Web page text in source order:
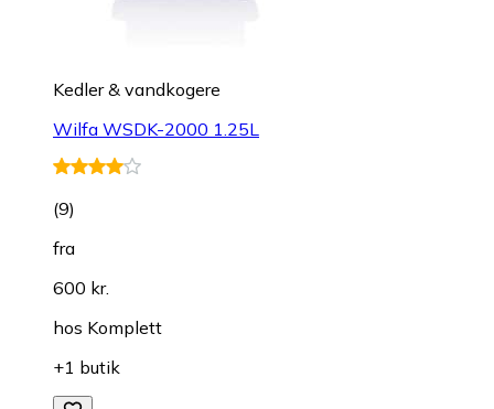
Kedler & vandkogere
Wilfa WSDK-2000 1.25L
(9)
fra
600 kr.
hos Komplett
+1 butik